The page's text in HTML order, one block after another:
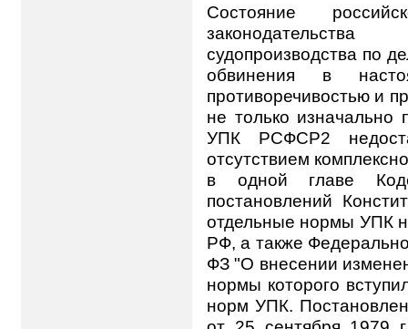
Состояние
судопроизводства по
обвинения в
противоречивостью и
не только
УПК РСФСР2
отсутствием
в одной главе
постановлений
отдельные нормы УПК
РФ, а также
ФЗ "О внесении
нормы которого
норм УПК.